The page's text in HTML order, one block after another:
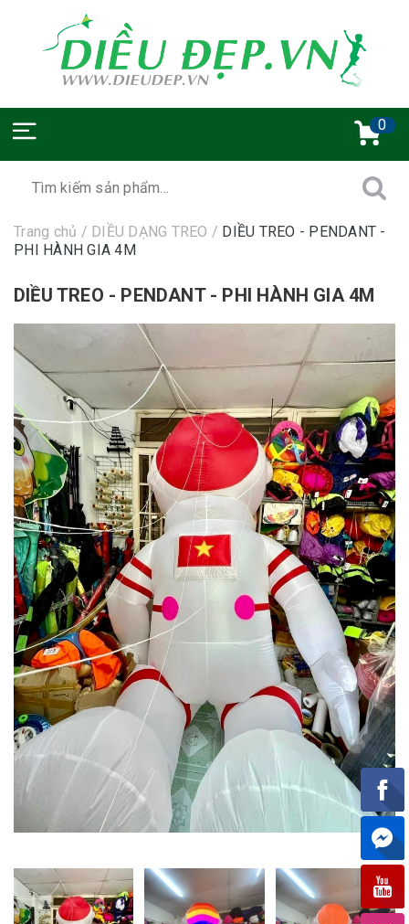
0
Trang chủ / DIỀU DẠNG TREO / DIỀU TREO - PENDANT -
PHI HÀNH GIA 4M
DIỀU TREO - PENDANT - PHI HÀNH GIA 4M